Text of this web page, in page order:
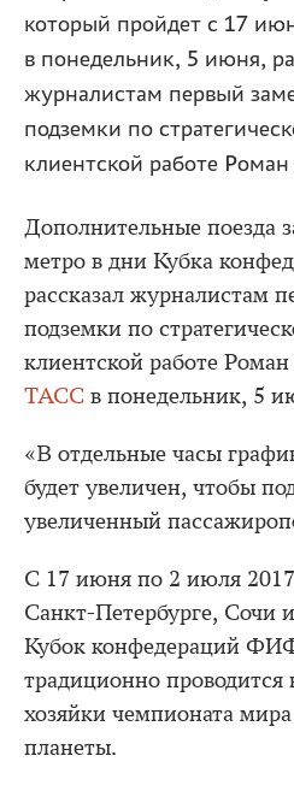
который пройдет с 17
в понедельник, 5 июня,
журналистам первый
подземки по
клиентской работе
Дополнительные поезда
метро в дни Кубка
рассказал журналистам
подземки по
клиентской работе
ТАСС в понедельник, 5
«В отдельные часы
будет увеличен, чтобы
увеличенный
С 17 июня по 2 июля
Санкт-Петербурге, Сочи
Кубок конфедераций
традиционно проводится
хозяйки чемпионата мира
планеты.